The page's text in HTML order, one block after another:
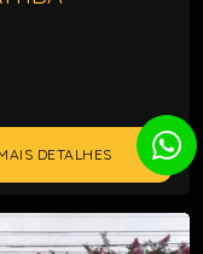
DETALHES